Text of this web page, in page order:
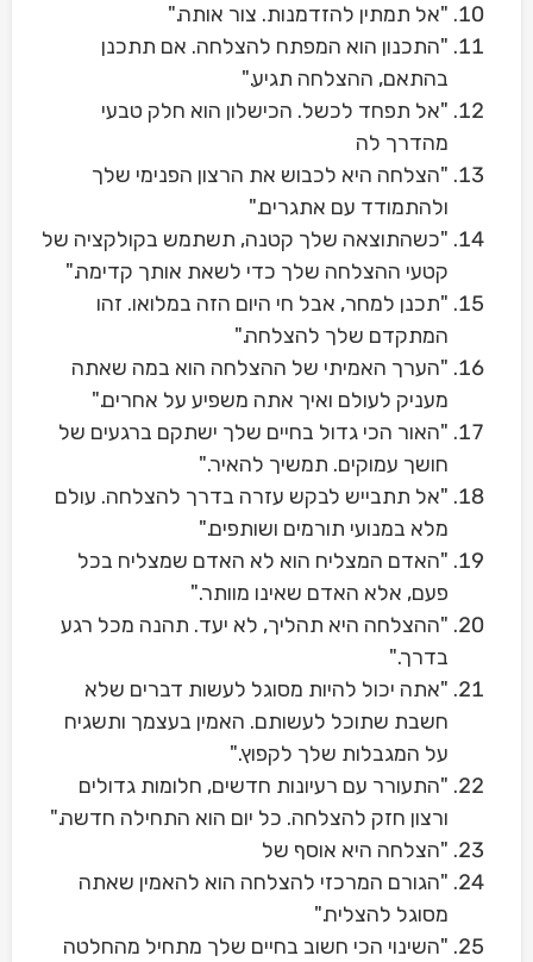
"אל תמתין להזדמנות. צור אותה."
"התכנון הוא המפתח להצלחה. אם תתכנן
בהתאם, ההצלחה תגיע."
"אל תפחד לכשל. הכישלון הוא חלק טבעי
מהדרך לה
"הצלחה היא לכבוש את הרצון הפנימי שלך
ולהתמודד עם אתגרים."
"כשהתוצאה שלך קטנה, תשתמש בקולקציה של
קטעי ההצלחה שלך כדי לשאת אותך קדימה."
"תכנן למחר, אבל חי היום הזה במלואו. זהו
המתקדם שלך להצלחה."
"הערך האמיתי של ההצלחה הוא במה שאתה
מעניק לעולם ואיך אתה משפיע על אחרים."
"האור הכי גדול בחיים שלך ישתקם ברגעים של
חושך עמוקים. תמשיך להאיר."
"אל תתבייש לבקש עזרה בדרך להצלחה. עולם
מלא במנועי תורמים ושותפים."
"האדם המצליח הוא לא האדם שמצליח בכל
פעם, אלא האדם שאינו מוותר."
"ההצלחה היא תהליך, לא יעד. תהנה מכל רגע
בדרך."
"אתה יכול להיות מסוגל לעשות דברים שלא
חשבת שתוכל לעשותם. האמין בעצמך ותשגיח
על המגבלות שלך לקפוץ."
"התעורר עם רעיונות חדשים, חלומות גדולים
ורצון חזק להצלחה. כל יום הוא התחילה חדשה."
"הצלחה היא אוסף של
"הגורם המרכזי להצלחה הוא להאמין שאתה
מסוגל להצליח."
"השינוי הכי חשוב בחיים שלך מתחיל מהחלטה